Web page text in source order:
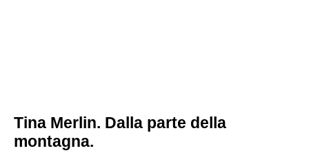
Tina Merlin. Dalla parte della
montagna.